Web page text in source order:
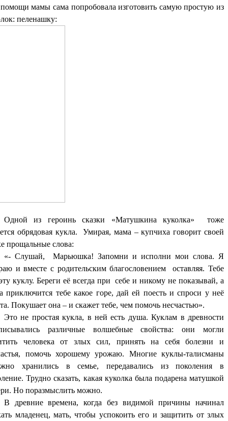
мамы сама попробовала изготовить самую простую из
пеленашку:
Одной из героинь сказки «Матушкина куколка» тоже
обрядовая кукла. Умирая, мама – купчиха говорит своей
прощальные слова:
«- Слушай, Марьюшка! Запомни и исполни мои слова. Я
и вместе с родительским благословением оставляя. Тебе
куклу. Береги её всегда при себе и никому не показывай, а
приключится тебе какое горе, дай ей поесть и спроси у неё
Покушает она – и скажет тебе, чем помочь несчастью».
Это не простая кукла, в ней есть душа. Куклам в древности
различные волшебные свойства: они могли
человека от злых сил, принять на себя болезни и
помочь хорошему урожаю. Многие куклы-талисманы
хранились в семье, передавались из поколения в
Трудно сказать, какая куколка была подарена матушкой
Но поразмыслить можно.
В древние времена, когда без видимой причины начинал
младенец, мать, чтобы успокоить его и защитить от злых